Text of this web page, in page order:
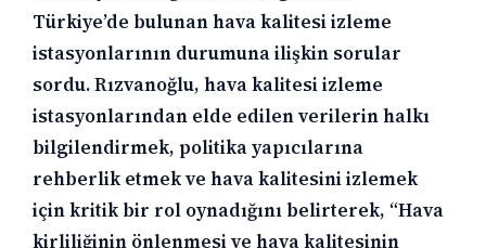
Türkiye’de bulunan hava kalitesi izleme
istasyonlarının durumuna ilişkin sorular
sordu. Rızvanoğlu, hava kalitesi izleme
istasyonlarından elde edilen verilerin halkı
bilgilendirmek, politika yapıcılarına
rehberlik etmek ve hava kalitesini izlemek
için kritik bir rol oynadığını belirterek, “Hava
kirliliğinin önlenmesi ve hava kalitesinin